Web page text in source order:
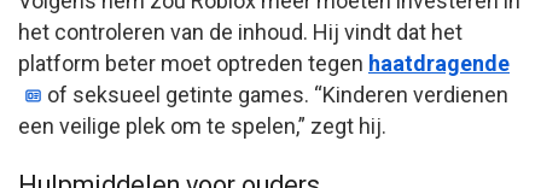
het controleren van de inhoud. Hij vindt dat het
platform beter moet optreden tegen haatdragende
of seksueel getinte games. “Kinderen verdienen
een veilige plek om te spelen,” zegt hij.